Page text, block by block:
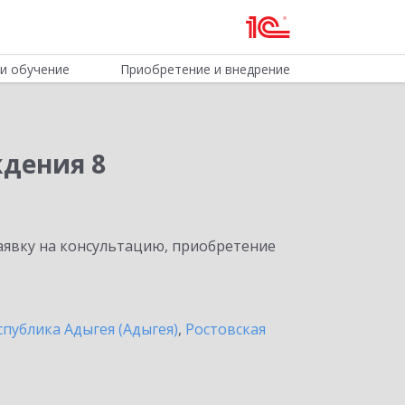
обучение Приобретение и внедрение
8
на консультацию, приобретение
Адыгея (Адыгея), Ростовская